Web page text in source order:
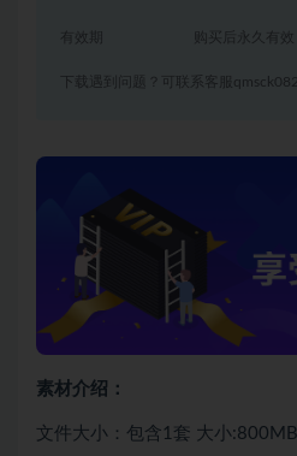
有效期 购买后永久有效
下载遇到问题？可联系客服
素材介绍：
文件大小：包含1套 大小:800MB